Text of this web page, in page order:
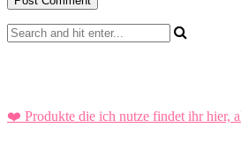
❤️ Produkte die ich nutze findet ihr hier,